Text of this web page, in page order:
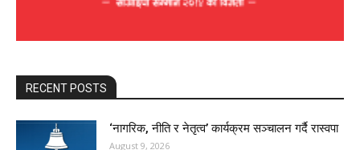
RECENT POSTS
‘नागरिक, नीति र नेतृत्व’ कार्यक्रम सञ्चालन गर्दै रास्वपा
August 9, 2026